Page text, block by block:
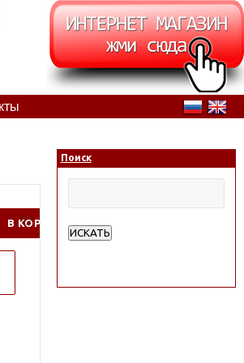
В КОРЗИНУ
Поиск
ИСКАТЬ